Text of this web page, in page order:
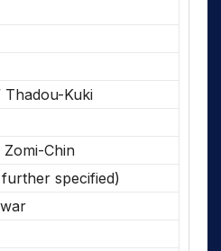
Kuki
Chin
specified)